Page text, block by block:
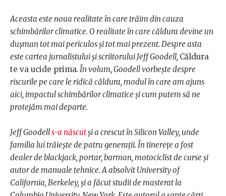
Aceasta este noua realitate în care trăim din cauza
schimbărilor climatice. O realitate în care căldura devine un
dușman tot mai periculos și tot mai prezent. Despre asta
este cartea jurnalistului și scriitorului Jeff Goodell, Căldura
te va ucide prima. În volum, Goodell vorbește despre
riscurile pe care le ridică căldura, modul în care am ajuns
aici, impactul schimbărilor climatice și cum putem să ne
protejăm mai departe.
Jeff Goodells-a născutși a crescut în Silicon Valley, unde
familia lui trăiește de patru generații. În tinerețe a fost
dealer de blackjack, portar, barman, motociclist de curse și
autor de manuale tehnice. A absolvit University of
California, Berkeley, și a făcut studii de masterat la